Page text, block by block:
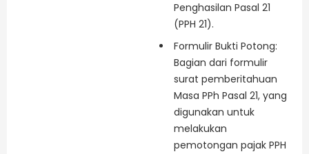
Penghasilan Pasal 21
(PPH 21).
Formulir Bukti Potong:
Bagian dari formulir
surat pemberitahuan
Masa PPh Pasal 21, yang
digunakan untuk
melakukan
pemotongan pajak PPH